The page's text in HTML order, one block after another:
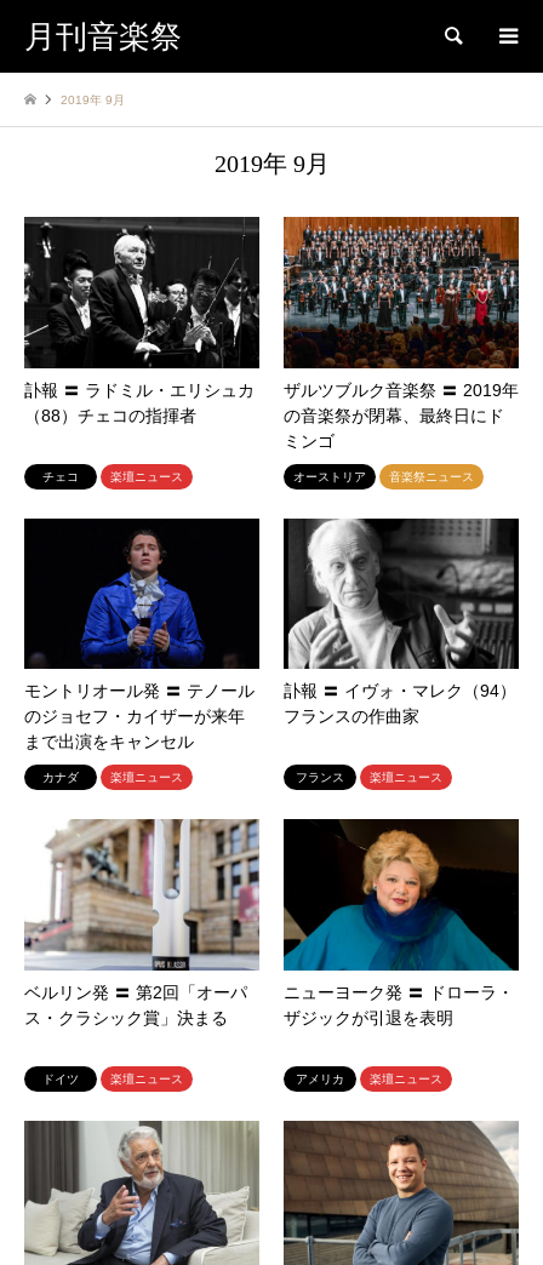
月刊音楽祭 検索
2019年 9月
2019年 9月
訃報 〓 ラドミル・エリシュカ
（88）チェコの指揮者
チェコ 楽壇ニュース
ザルツブルク音楽祭 〓 2019年
の音楽祭が閉幕、最終日にド
ミンゴ
オーストリア 音楽祭ニュース
モントリオール発 〓 テノール
のジョセフ・カイザーが来年
まで出演をキャンセル
カナダ 楽壇ニュース
訃報 〓 イヴォ・マレク（94）
フランスの作曲家
フランス 楽壇ニュース
ベルリン発 〓 第2回「オーパ
ス・クラシック賞」決まる
ドイツ 楽壇ニュース
ニューヨーク発 〓 ドローラ・
ザジックが引退を表明
アメリカ 楽壇ニュース